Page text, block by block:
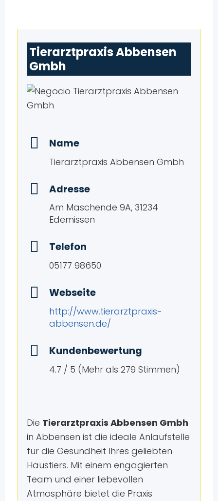
Tierarztpraxis Abbensen
Gmbh
Name
Tierarztpraxis Abbensen Gmbh
Adresse
Am Maschende 9A, 31234
Edemissen
Telefon
05177 98650
Webseite
http://www.tierarztpraxis-
abbensen.de/
Kundenbewertung
4.7 / 5 (Mehr als 279 Stimmen)
Die Tierarztpraxis Abbensen Gmbh
in Abbensen ist die ideale Anlaufstelle
für die Gesundheit Ihres geliebten
Haustiers. Mit einem engagierten
Team und einer liebevollen
Atmosphäre bietet die Praxis